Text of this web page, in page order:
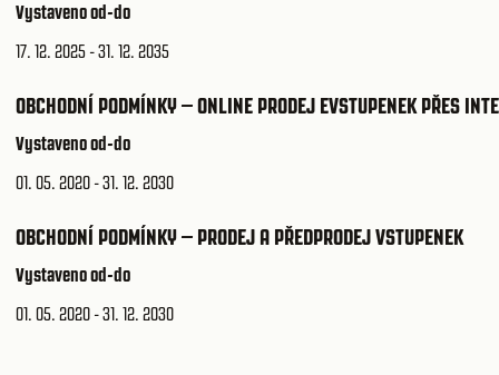
Vystaveno od-do
17. 12. 2025 - 31. 12. 2035
OBCHODNÍ PODMÍNKY – ONLINE PRODEJ EVSTUPENEK PŘES
Vystaveno od-do
01. 05. 2020 - 31. 12. 2030
OBCHODNÍ PODMÍNKY – PRODEJ A PŘEDPRODEJ VSTUPENEK
Vystaveno od-do
01. 05. 2020 - 31. 12. 2030